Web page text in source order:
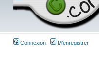
Connexion M’enregistrer